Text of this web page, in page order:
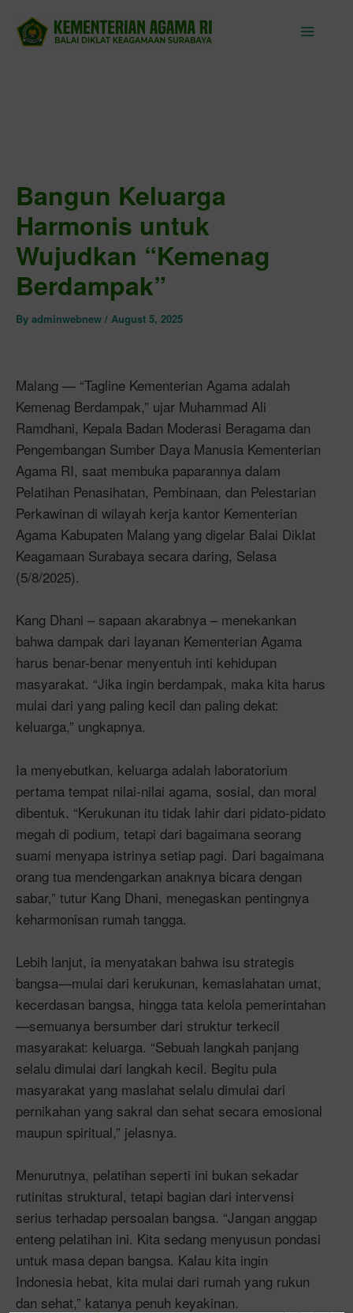
content
Bangun Keluarga
Harmonis untuk
Wujudkan “Kemenag
Berdampak”
By adminwebnew / August 5, 2025
Malang — “Tagline Kementerian Agama adalah
Kemenag Berdampak,” ujar Muhammad Ali
Ramdhani, Kepala Badan Moderasi Beragama dan
Pengembangan Sumber Daya Manusia Kementerian
Agama RI, saat membuka paparannya dalam
Pelatihan Penasihatan, Pembinaan, dan Pelestarian
Perkawinan di wilayah kerja kantor Kementerian
Agama Kabupaten Malang yang digelar Balai Diklat
Keagamaan Surabaya secara daring, Selasa
(5/8/2025).
Kang Dhani – sapaan akarabnya – menekankan
bahwa dampak dari layanan Kementerian Agama
harus benar-benar menyentuh inti kehidupan
masyarakat. “Jika ingin berdampak, maka kita harus
mulai dari yang paling kecil dan paling dekat:
keluarga,” ungkapnya.
Ia menyebutkan, keluarga adalah laboratorium
pertama tempat nilai-nilai agama, sosial, dan moral
dibentuk. “Kerukunan itu tidak lahir dari pidato-pidato
megah di podium, tetapi dari bagaimana seorang
suami menyapa istrinya setiap pagi. Dari bagaimana
orang tua mendengarkan anaknya bicara dengan
sabar,” tutur Kang Dhani, menegaskan pentingnya
keharmonisan rumah tangga.
Lebih lanjut, ia menyatakan bahwa isu strategis
bangsa—mulai dari kerukunan, kemaslahatan umat,
kecerdasan bangsa, hingga tata kelola pemerintahan
—semuanya bersumber dari struktur terkecil
masyarakat: keluarga. “Sebuah langkah panjang
selalu dimulai dari langkah kecil. Begitu pula
masyarakat yang maslahat selalu dimulai dari
pernikahan yang sakral dan sehat secara emosional
maupun spiritual,” jelasnya.
Menurutnya, pelatihan seperti ini bukan sekadar
rutinitas struktural, tetapi bagian dari intervensi
serius terhadap persoalan bangsa. “Jangan anggap
enteng pelatihan ini. Kita sedang menyusun pondasi
untuk masa depan bangsa. Kalau kita ingin
Indonesia hebat, kita mulai dari rumah yang rukun
dan sehat,” katanya penuh keyakinan.